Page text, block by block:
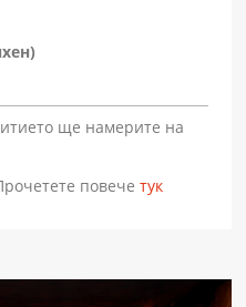
ще намерите на
повечетук